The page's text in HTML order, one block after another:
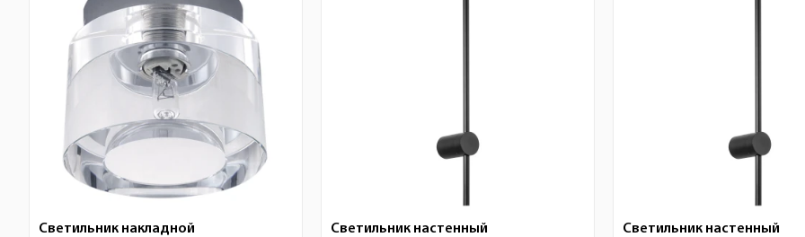
Светильник накладной
Светильник настенный
Светильник настенный